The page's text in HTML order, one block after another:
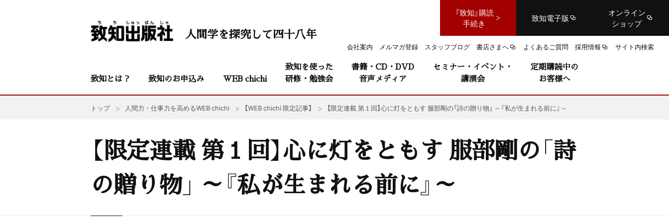
『致知』購読
手続き
致知電子版
オンライン
ショップ
会社案内 メルマガ登録 スタッフブログ 書店さまへ よくあるご質問 採用情報 サイト内検索
人間学を探究して四十八年
致知とは？ 致知のお申込み WEB chichi
致知を使った
研修・勉強会
書籍・CD・DVD
音声メディア
セミナー・イベント・
講演会
定期購読中の
お客様へ
トップ 人間力・仕事力を高めるWEB chichi 【WEB chichi 限定記事】 【限定連載 第１回】心に灯をともす 服部剛の「詩の贈り物」 ～『私が生まれる前に』～
【限定連載 第１回】心に灯をともす 服部剛の「詩
の贈り物」 ～『私が生まれる前に』～